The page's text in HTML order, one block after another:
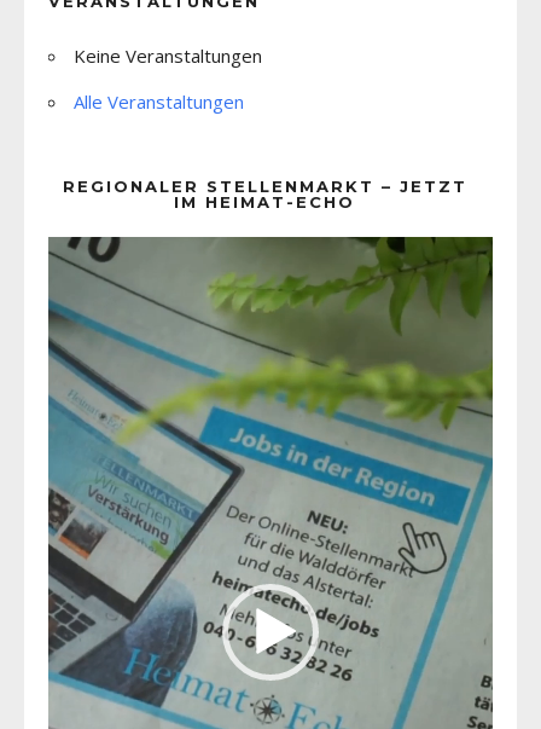
Keine Veranstaltungen
Alle Veranstaltungen
REGIONALER STELLENMARKT – JETZT
IM HEIMAT-ECHO
Player